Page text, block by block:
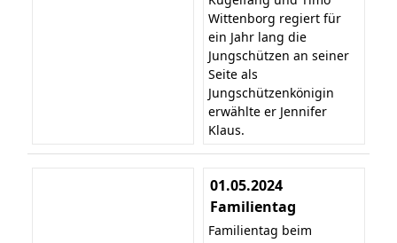
Wittenborg regiert für
ein Jahr lang die
Jungschützen an seiner
Seite als
Jungschützenkönigin
erwählte er Jennifer
Klaus.
01.05.2024
Familientag
Familientag beim